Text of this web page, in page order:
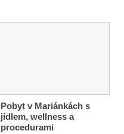
Pobyt v Mariánkách s
jídlem, wellness a
procedurami